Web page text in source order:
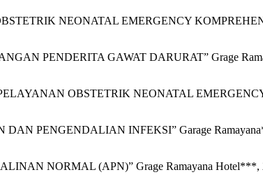
NEONATAL EMERGENCY
PENDERITA GAWAT DARURAT” Grage
OBSTETRIK NEONATAL
PENGENDALIAN INFEKSI” Garage
NORMAL (APN)” Grage Ramayana Hotel***,